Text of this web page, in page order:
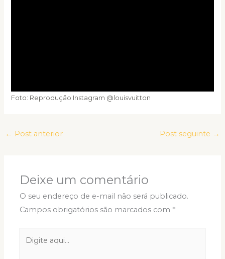
Foto: Reprodução Instagram @louisvuitton
← Post anterior Post seguinte →
Deixe um comentário
O seu endereço de e-mail não será publicado.
Campos obrigatórios são marcados com *